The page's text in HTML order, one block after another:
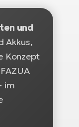
und
Akkus,
Konzept
im